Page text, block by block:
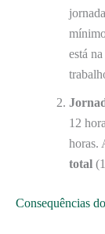
está
12
horas.
total
Consequências